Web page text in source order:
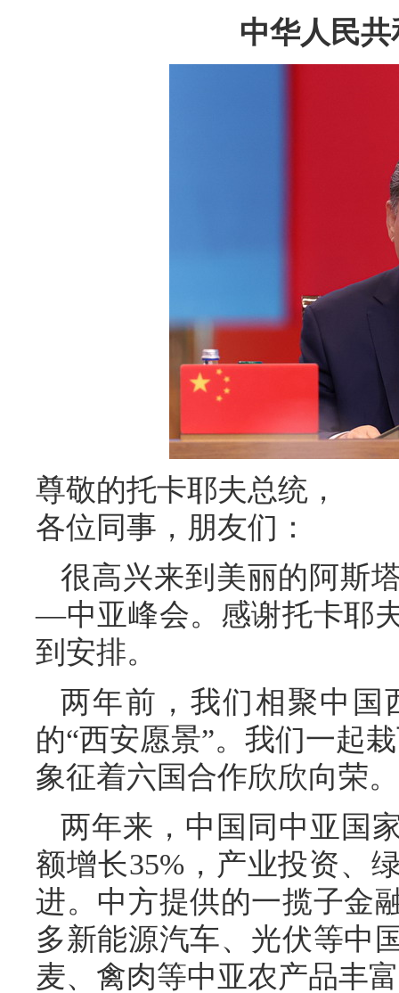
中华人民
尊敬的托卡耶夫总统，
各位同事，朋友们：
很高兴来到美丽的阿斯
—中亚峰会。感谢托卡耶
到安排。
两年前，我们相聚中国
的“西安愿景”。我们一起
象征着六国合作欣欣向荣。
两年来，中国同中亚国
额增长35%，产业投资、
进。中方提供的一揽子金
多新能源汽车、光伏等中
麦、禽肉等中亚农产品丰